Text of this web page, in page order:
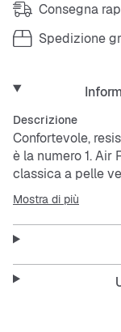
Consegna
Spedizione
Descrizione
Confortevole,
è la numero 1. Air
classica a pelle
un look essenziale
La tomaia in vera
traforata offre
L'unità Nike Air
Il battistrada in
Mostra di più